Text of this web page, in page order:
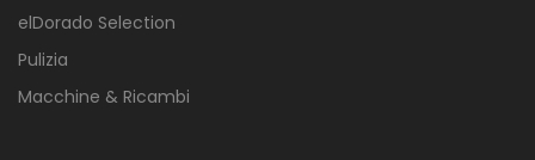
elDorado Selection
Pulizia
Macchine & Ricambi